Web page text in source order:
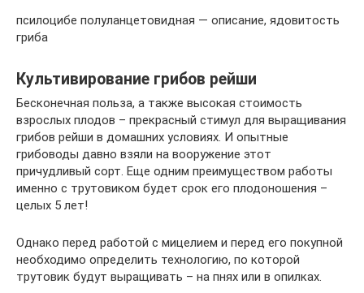
псилоцибе полуланцетовидная — описание, ядовитость
гриба
Культивирование грибов рейши
Бесконечная польза, а также высокая стоимость
взрослых плодов – прекрасный стимул для выращивания
грибов рейши в домашних условиях. И опытные
грибоводы давно взяли на вооружение этот
причудливый сорт. Еще одним преимуществом работы
именно с трутовиком будет срок его плодоношения –
целых 5 лет!
Однако перед работой с мицелием и перед его покупной
необходимо определить технологию, по которой
трутовик будут выращивать – на пнях или в опилках.